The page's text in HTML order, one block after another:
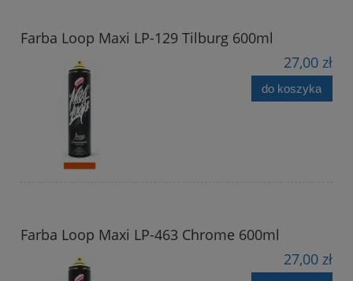
Farba Loop Maxi LP-129 Tilburg 600ml
27,00 zł
do koszyka
Farba Loop Maxi LP-463 Chrome 600ml
27,00 zł